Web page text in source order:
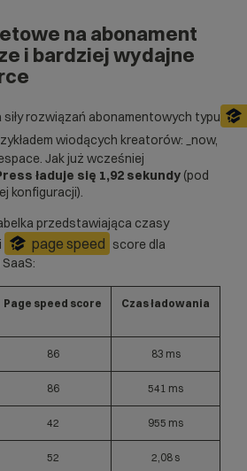
na abonament
i bardziej wydajne
rozwiązań abonamentowych typu
wiodących kreatorów: _now,
Jak już wcześniej
ładuje się 1,92 sekundy (pod
konfiguracji).
przedstawiająca czasy
page speed score dla
Page speed score Czas ładowania
86 83 ms
86 541 ms
42 955 ms
52 2,08 s